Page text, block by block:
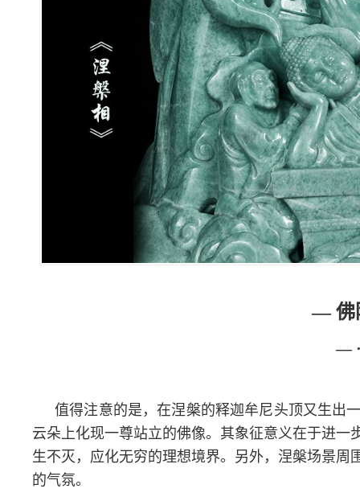
— 佛
—
值得注意的是，在涅槃的释迦牟尼头顶又生出
云朵上化现一尊站立的佛像。其象征意义在于进
生不灭，应化无穷的理想境界。另外，涅槃场景
的气氛。